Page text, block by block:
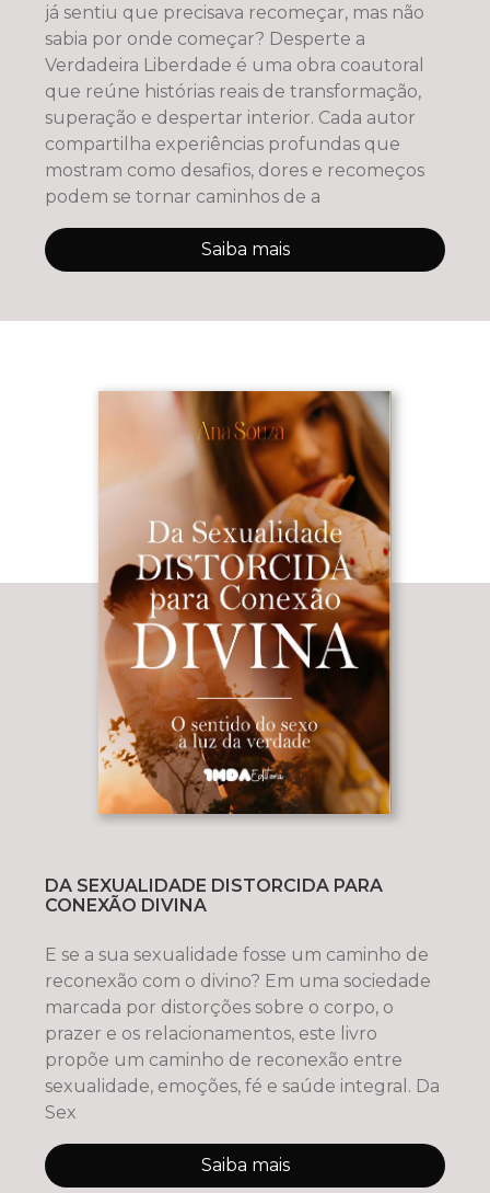
já sentiu que precisava recomeçar, mas não
sabia por onde começar? Desperte a
Verdadeira Liberdade é uma obra coautoral
que reúne histórias reais de transformação,
superação e despertar interior. Cada autor
compartilha experiências profundas que
mostram como desafios, dores e recomeços
podem se tornar caminhos de a
Saiba mais
DA SEXUALIDADE DISTORCIDA PARA
CONEXÃO DIVINA
E se a sua sexualidade fosse um caminho de
reconexão com o divino? Em uma sociedade
marcada por distorções sobre o corpo, o
prazer e os relacionamentos, este livro
propõe um caminho de reconexão entre
sexualidade, emoções, fé e saúde integral. Da
Sex
Saiba mais